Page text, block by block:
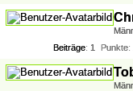
Beiträge 1 Punkte